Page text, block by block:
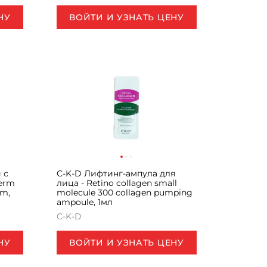
ВОЙТИ И УЗНАТЬ ЦЕНУ
с
C-K-D Лифтинг-ампула для
лица - Retino collagen small
molecule 300 collagen pumping
ampoule, 1мл
C-K-D
ВОЙТИ И УЗНАТЬ ЦЕНУ